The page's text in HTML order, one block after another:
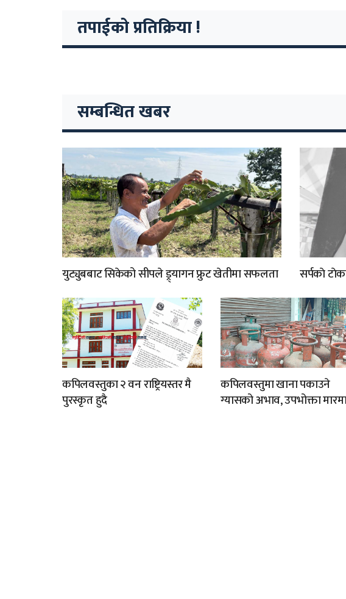
तपाईको प्रतिक्रिया !
सम्बन्धित खबर
युट्युबबाट सिकेको सीपले ड्र्यागन फ्रुट खेतीमा सफलता सर्पकाे
कपिलवस्तुका २ वन राष्ट्रियस्तर मै
पुरस्कृत हुदै
कपिलवस्तुमा खाना पकाउने
ग्यासको अभाव, उपभोक्ता